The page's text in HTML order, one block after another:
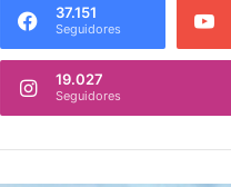
37.151
Seguidores
19.027
Seguidores